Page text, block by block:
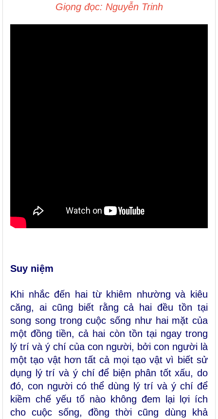
Giọng đọc: Nguyễn Trinh
Suy niệm
Khi nhắc đến hai từ khiêm nhường và kiêu
căng, ai cũng biết rằng cả hai đều tồn tại
song song trong cuộc sống như hai mặt của
một đồng tiền, cả hai còn tồn tại ngay trong
lý trí và ý chí của con người, bởi con người là
một tạo vật hơn tất cả mọi tạo vật vì biết sử
dụng lý trí và ý chí để biện phân tốt xấu, do
đó, con người có thể dùng lý trí và ý chí để
kiềm chế yếu tố nào không đem lại lợi ích
cho cuộc sống, đồng thời cũng dùng khả